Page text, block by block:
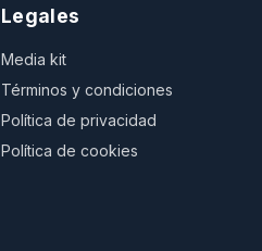
Legales
Media kit
Términos y condiciones
Política de privacidad
Política de cookies